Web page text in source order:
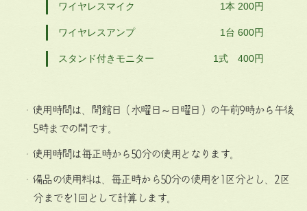
ワイヤレスマイク 1本 200円
ワイヤレスアンプ 1台 600円
スタンド付きモニター 1式 400円
・使用時間は、開館日（水曜日～日曜日）の午前9時から午後
5時までの間です。
・使用時間は毎正時から50分の使用となります。
・備品の使用料は、毎正時から50分の使用を1区分とし、2区
分までを1回として計算します。